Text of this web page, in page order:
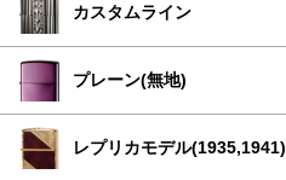
カスタムライン
プレーン(無地)
レプリカモデル(1935,1941)